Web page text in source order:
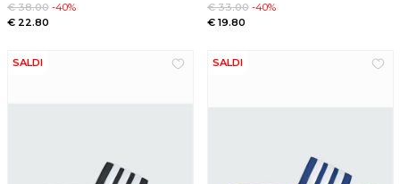
€ 38.00 -40%
€ 22.80
€ 33.00 -40%
€ 19.80
SALDI SALDI